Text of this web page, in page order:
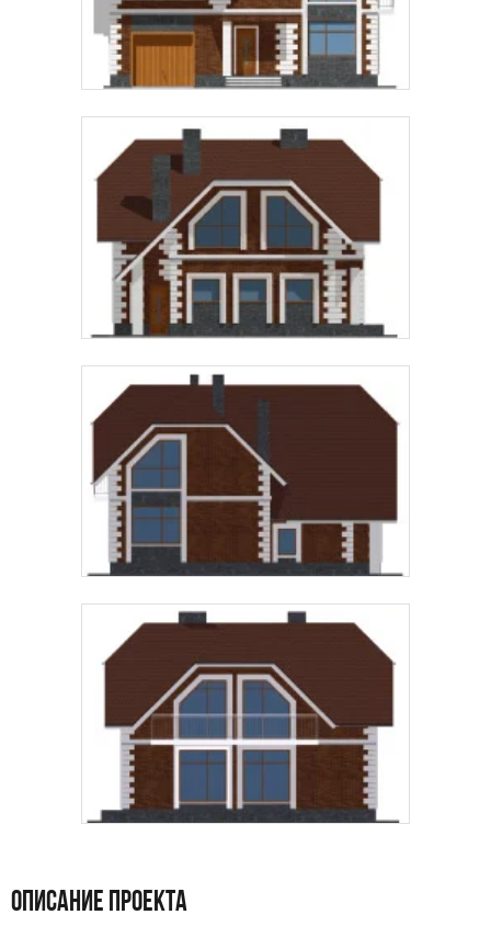
ОПИСАНИЕ ПРОЕКТА
Предпочтительный способ связи:
Telegram MAX
согласие на обработку персональных данных
подтверждаю, что ознакомлен(а) сполитикой
обработки персональных данных
Рассчитать стоимость